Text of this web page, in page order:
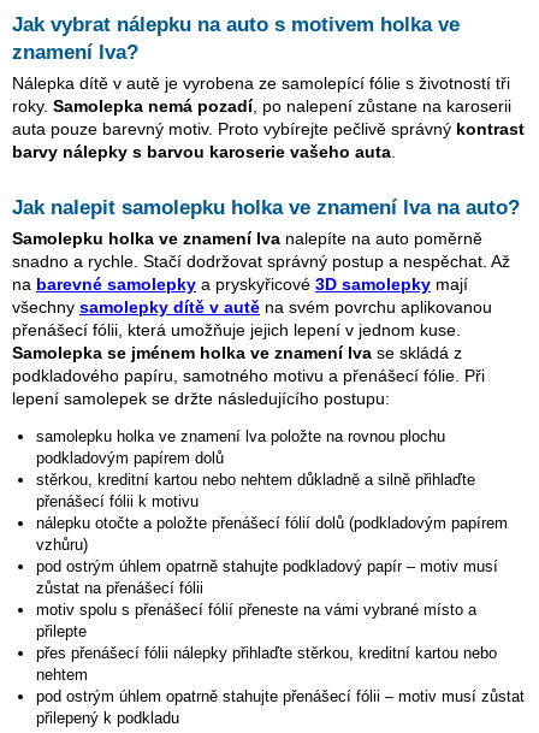
Jak vybrat nálepku na auto s motivem holka ve
znamení lva?
Nálepka dítě v autě je vyrobena ze samolepící fólie s životností tři
roky. Samolepka nemá pozadí, po nalepení zůstane na karoserii
auta pouze barevný motiv. Proto vybírejte pečlivě správný kontrast
barvy nálepky s barvou karoserie vašeho auta
Jak nalepit samolepku holka ve znamení lvana auto?
Samolepku holka ve znamení lva nalepíte na auto poměrně
snadno a rychle. Stačí dodržovat správný postup a nespěchat. Až
na barevné samolepky a pryskyřicové 3D samolepky mají
všechny samolepky dítě v autě na svém povrchu aplikovanou
přenášecí fólii, která umožňuje jejich lepení v jednom kuse.
Samolepka se jménem holka ve znamení lva se skládá z
podkladového papíru, samotného motivu a přenášecí fólie. Při
lepení samolepek se držte následujícího postupu:
samolepku holka ve znamení lva položte na rovnou plochu
podkladovým papírem dolů
stěrkou, kreditní kartou nebo nehtem důkladně a silně přihlaďte
přenášecí fólii k motivu
nálepku otočte a položte přenášecí fólií dolů (podkladovým papírem
vzhůru)
pod ostrým úhlem opatrně stahujte podkladový papír – motiv musí
zůstat na přenášecí fólii
motiv spolu s přenášecí fólií přeneste na vámi vybrané místo a
přilepte
přes přenášecí fólii nálepky přihlaďte stěrkou, kreditní kartou nebo
nehtem
pod ostrým úhlem opatrně stahujte přenášecí fólii – motiv musí zůstat
přilepený k podkladu